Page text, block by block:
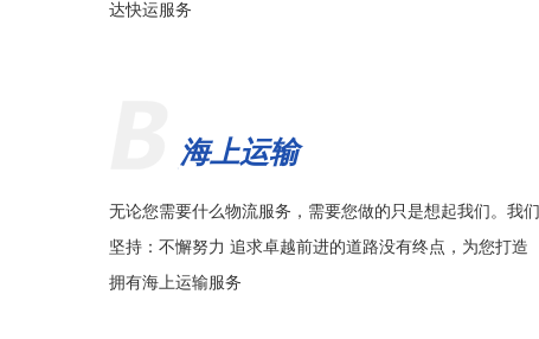
达快运服务
海上运输
无论您需要什么物流服务，需要您做的只是想起我们。我们
坚持：不懈努力 追求卓越前进的道路没有终点，为您打造
拥有海上运输服务